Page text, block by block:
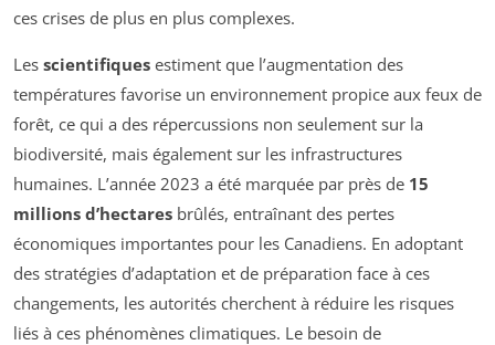
ces crises de plus en plus complexes.
Les scientifiques estiment que l’augmentation des
températures favorise un environnement propice aux feux de
forêt, ce qui a des répercussions non seulement sur la
biodiversité, mais également sur les infrastructures
humaines. L’année 2023 a été marquée par près de 15
millions d’hectares brûlés, entraînant des pertes
économiques importantes pour les Canadiens. En adoptant
des stratégies d’adaptation et de préparation face à ces
changements, les autorités cherchent à réduire les risques
liés à ces phénomènes climatiques. Le besoin de